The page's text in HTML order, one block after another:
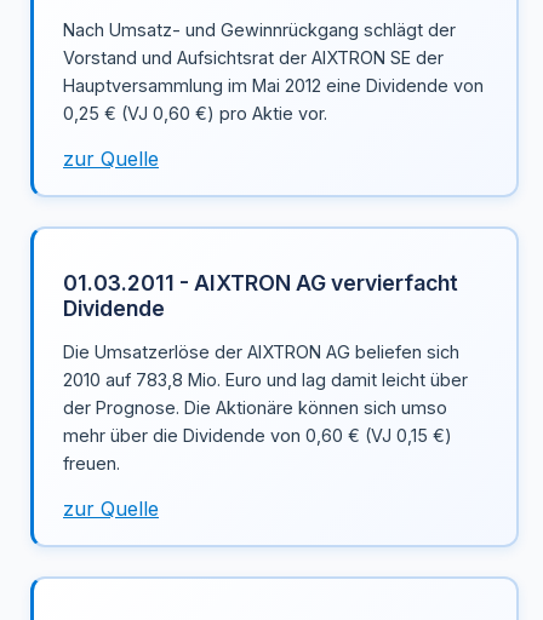
Nach Umsatz- und Gewinnrückgang schlägt der
Vorstand und Aufsichtsrat der AIXTRON SE der
Hauptversammlung im Mai 2012 eine Dividende von
0,25 € (VJ 0,60 €) pro Aktie vor.
zur Quelle
01.03.2011 - AIXTRON AG vervierfacht
Dividende
Die Umsatzerlöse der AIXTRON AG beliefen sich
2010 auf 783,8 Mio. Euro und lag damit leicht über
der Prognose. Die Aktionäre können sich umso
mehr über die Dividende von 0,60 € (VJ 0,15 €)
freuen.
zur Quelle